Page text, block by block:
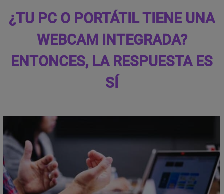
¿TU PC O PORTÁTIL TIENE UNA
WEBCAM INTEGRADA?
ENTONCES, LA RESPUESTA ES
SÍ